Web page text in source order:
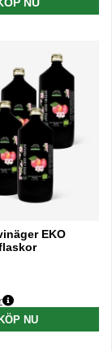
EKO
KÖP NU